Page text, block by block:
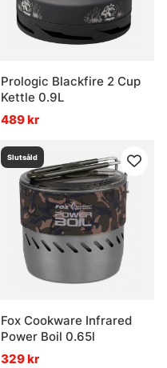
Prologic Blackfire 2 Cup
Kettle 0.9L
489 kr
Slutsåld
Fox Cookware Infrared
Power Boil 0.65l
329 kr